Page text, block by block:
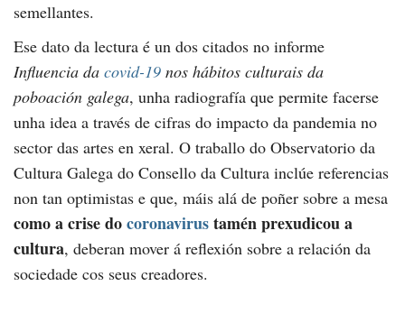
semellantes.
Ese dato da lectura é un dos citados no informe
Influencia da covid-19 nos hábitos culturais da
poboación galega, unha radiografía que permite facerse
unha idea a través de cifras do impacto da pandemia no
sector das artes en xeral. O traballo do Observatorio da
Cultura Galega do Consello da Cultura inclúe referencias
non tan optimistas e que, máis alá de poñer sobre a mesa
como a crise docoronavirustamén prexudicou a
cultura, deberan mover á reflexión sobre a relación da
sociedade cos seus creadores.